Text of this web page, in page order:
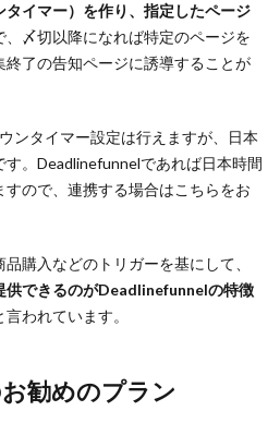
タイマー）を作り、指定したページ
、〆切以降になれば特定のページを
終了の告知ページに誘導することが
ンタイマー設定は行えますが、日本
。Deadlinefunnelであれば日本時間
ので、連携する場合はこちらをお
購入などのトリガーを基にして、
供できるのがDeadlinefunnelの特徴
われています。
勧めのプラン